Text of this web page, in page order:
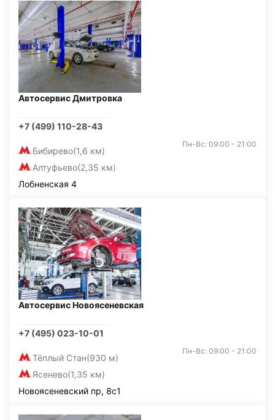
Автосервис Дмитровка
+7 (499) 110-28-43
Бибирево(1,6 км)
Алтуфьево(2,35 км)
Пн-Вс: 09:00 - 21:00
Лобненская 4
Автосервис Новоясеневская
+7 (495) 023-10-01
Тёплый Стан(930 м)
Ясенево(1,35 км)
Пн-Вс: 09:00 - 21:00
Новоясеневский пр, 8с1